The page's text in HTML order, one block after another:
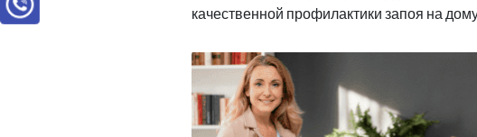
качественной профилактики запоя на